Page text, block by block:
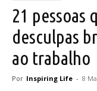
21 pessoas
desculpas
ao trabalho
Por Inspiring Life - 8